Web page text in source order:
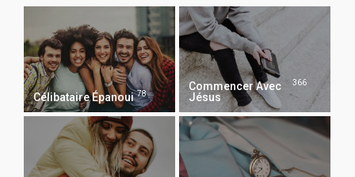
Célibataire Épanoui 78
Commencer Avec
Jésus
366